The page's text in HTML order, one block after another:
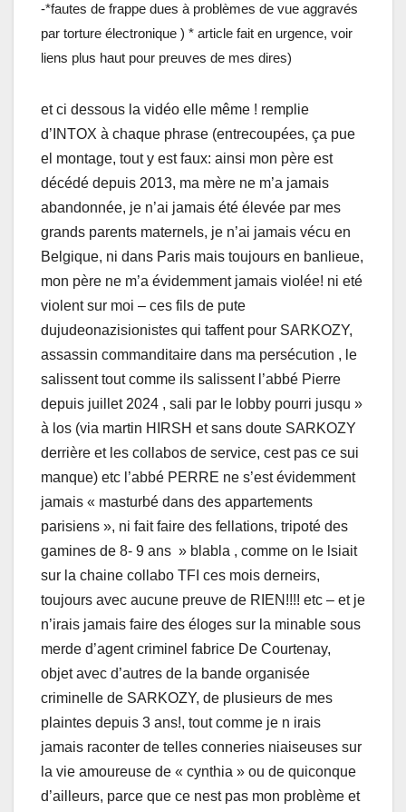
-*fautes de frappe dues à problèmes de vue aggravés
par torture électronique ) * article fait en urgence, voir
liens plus haut pour preuves de mes dires)
et ci dessous la vidéo elle même ! remplie
d’INTOX à chaque phrase (entrecoupées, ça pue
el montage, tout y est faux: ainsi mon père est
décédé depuis 2013, ma mère ne m’a jamais
abandonnée, je n’ai jamais été élevée par mes
grands parents maternels, je n’ai jamais vécu en
Belgique, ni dans Paris mais toujours en banlieue,
mon père ne m’a évidemment jamais violée! ni eté
violent sur moi – ces fils de pute
dujudeonazisionistes qui taffent pour SARKOZY,
assassin commanditaire dans ma persécution , le
salissent tout comme ils salissent l’abbé Pierre
depuis juillet 2024 , sali par le lobby pourri jusqu »
à los (via martin HIRSH et sans doute SARKOZY
derrière et les collabos de service, cest pas ce sui
manque) etc l’abbé PERRE ne s’est évidemment
jamais « masturbé dans des appartements
parisiens », ni fait faire des fellations, tripoté des
gamines de 8- 9 ans » blabla , comme on le lsiait
sur la chaine collabo TFI ces mois derneirs,
toujours avec aucune preuve de RIEN!!!! etc – et je
n’irais jamais faire des éloges sur la minable sous
merde d’agent criminel fabrice De Courtenay,
objet avec d’autres de la bande organisée
criminelle de SARKOZY, de plusieurs de mes
plaintes depuis 3 ans!, tout comme je n irais
jamais raconter de telles conneries niaiseuses sur
la vie amoureuse de « cynthia » ou de quiconque
d’ailleurs, parce que ce nest pas mon problème et